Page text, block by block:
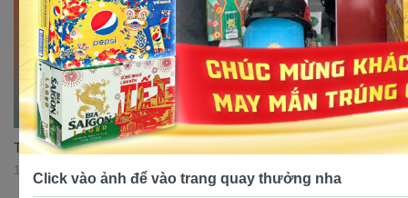
Top 3 mẫu xe Cub 50cc đáng mua nhất thị trường
17/07/2023 11:30:37
Click vào ảnh để vào trang quay thưởng nha